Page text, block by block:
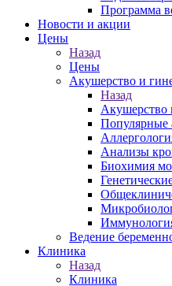
Программа
Новости и акции
Цены
Назад
Цены
Акушерство и
Назад
Акушерство
Популярные
Анализы
Биохимия
Ведение
Клиника
Назад
Клиника